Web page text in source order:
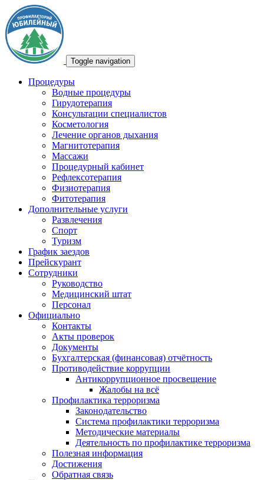
Toggle navigation
Процедуры
Водные процедуры
Гирудотерапия
Консультации специалистов
Косметология
Лечение органов дыхания
Магнитотерапия
Массажи
Процедурный кабинет
Рефлексотерапия
Физиотерапия
Фитотерапия
Дополнительные услуги
Развлечения
Спорт
Туризм
График заездов
Прейскурант
Сотрудники
Руководство
Медицинский штат
Персонал
Официально
Контакты
Акты проверок
Документы
Бухгалтерская (финансовая) отчётность
Противодействие коррупции
Антикоррупционное просвещение
Жалобы на всё
Профилактика терроризма
Законодательство
Система профилактики терроризма
Методические материалы
Деятельность по профилактике терроризма
Полезная информация
Достижения
Обратная связь